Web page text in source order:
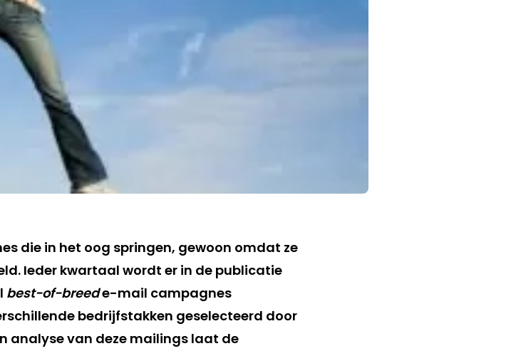
die in het oog springen, gewoon omdat ze
Ieder kwartaal wordt er in de publicatie
best-of-breede-mail campagnes
bedrijfstakken geselecteerd door
analyse van deze mailings laat de